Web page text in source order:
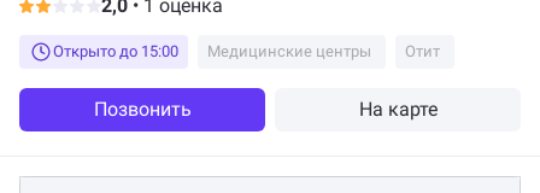
2,0 • 1 оценка
Открыто до 15:00 Медицинские центры Отит
Позвонить На карте